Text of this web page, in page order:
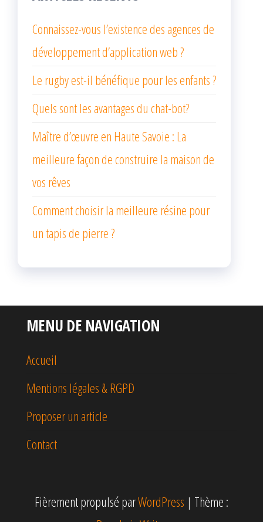
Connaissez-vous l’existence des agences de
développement d’application web ?
Le rugby est-il bénéfique pour les enfants ?
Quels sont les avantages du chat-bot?
Maître d’œuvre en Haute Savoie : La
meilleure façon de construire la maison de
vos rêves
Comment choisir la meilleure résine pour
un tapis de pierre ?
MENU DE NAVIGATION
Accueil
Mentions légales & RGPD
Proposer un article
Contact
Fièrement propulsé parWordPress | Thème :